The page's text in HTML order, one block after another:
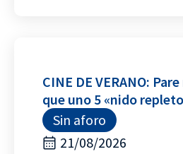
CINE DE VERANO:
que uno 5 «nido
Sin aforo
21/08/2026